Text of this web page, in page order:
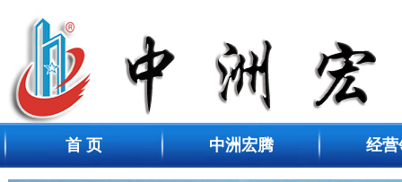
首 页 中洲宏腾 经营